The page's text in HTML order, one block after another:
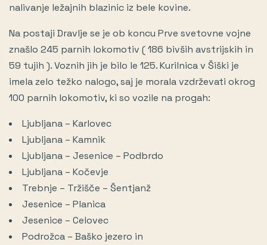
nalivanje ležajnih blazinic iz bele kovine.
Na postaji Dravlje se je ob koncu Prve svetovne vojne
znašlo 245 parnih lokomotiv ( 186 bivših avstrijskih in
59 tujih ). Voznih jih je bilo le 125. Kurilnica v Šiški je
imela zelo težko nalogo, saj je morala vzdrževati okrog
100 parnih lokomotiv, ki so vozile na progah:
Ljubljana – Karlovec
Ljubljana – Kamnik
Ljubljana – Jesenice – Podbrdo
Ljubljana – Kočevje
Trebnje – Tržišče – Šentjanž
Jesenice – Planica
Jesenice – Celovec
Podrožca – Baško jezero in